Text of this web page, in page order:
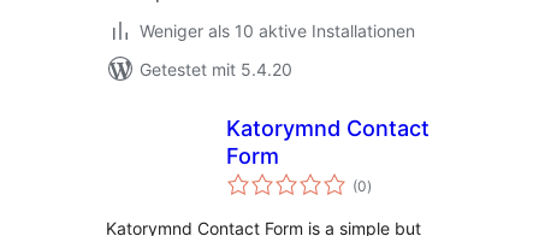
Weniger als 10 aktive Installationen
Getestet mit 5.4.20
Katorymnd Contact
Form
(0Bewertungen
gesamt
)
Katorymnd Contact Form is a simple but